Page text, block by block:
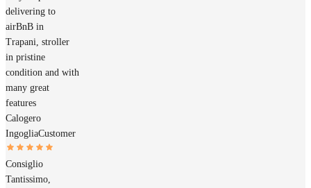
delivering to
airBnB in
Trapani, stroller
in pristine
condition and with
many great
features
Calogero
IngogliaCustomer
Consiglio
Tantissimo,